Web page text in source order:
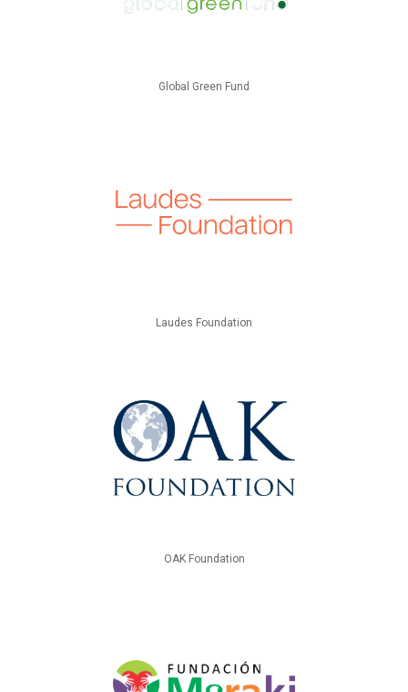
Global Green Fund
Laudes Foundation
OAK Foundation